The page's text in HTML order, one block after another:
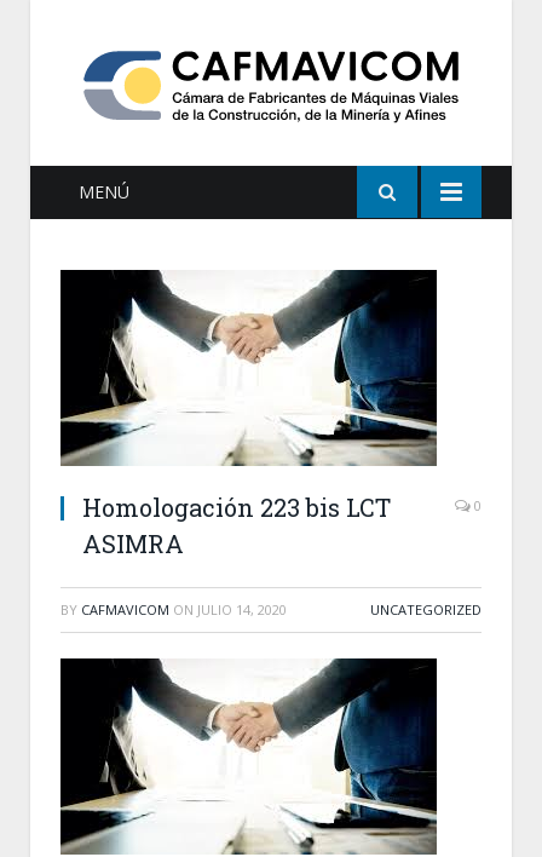
MENÚ
Homologación 223 bis LCT
ASIMRA
0
BY CAFMAVICOM ON JULIO 14, 2020 UNCATEGORIZED